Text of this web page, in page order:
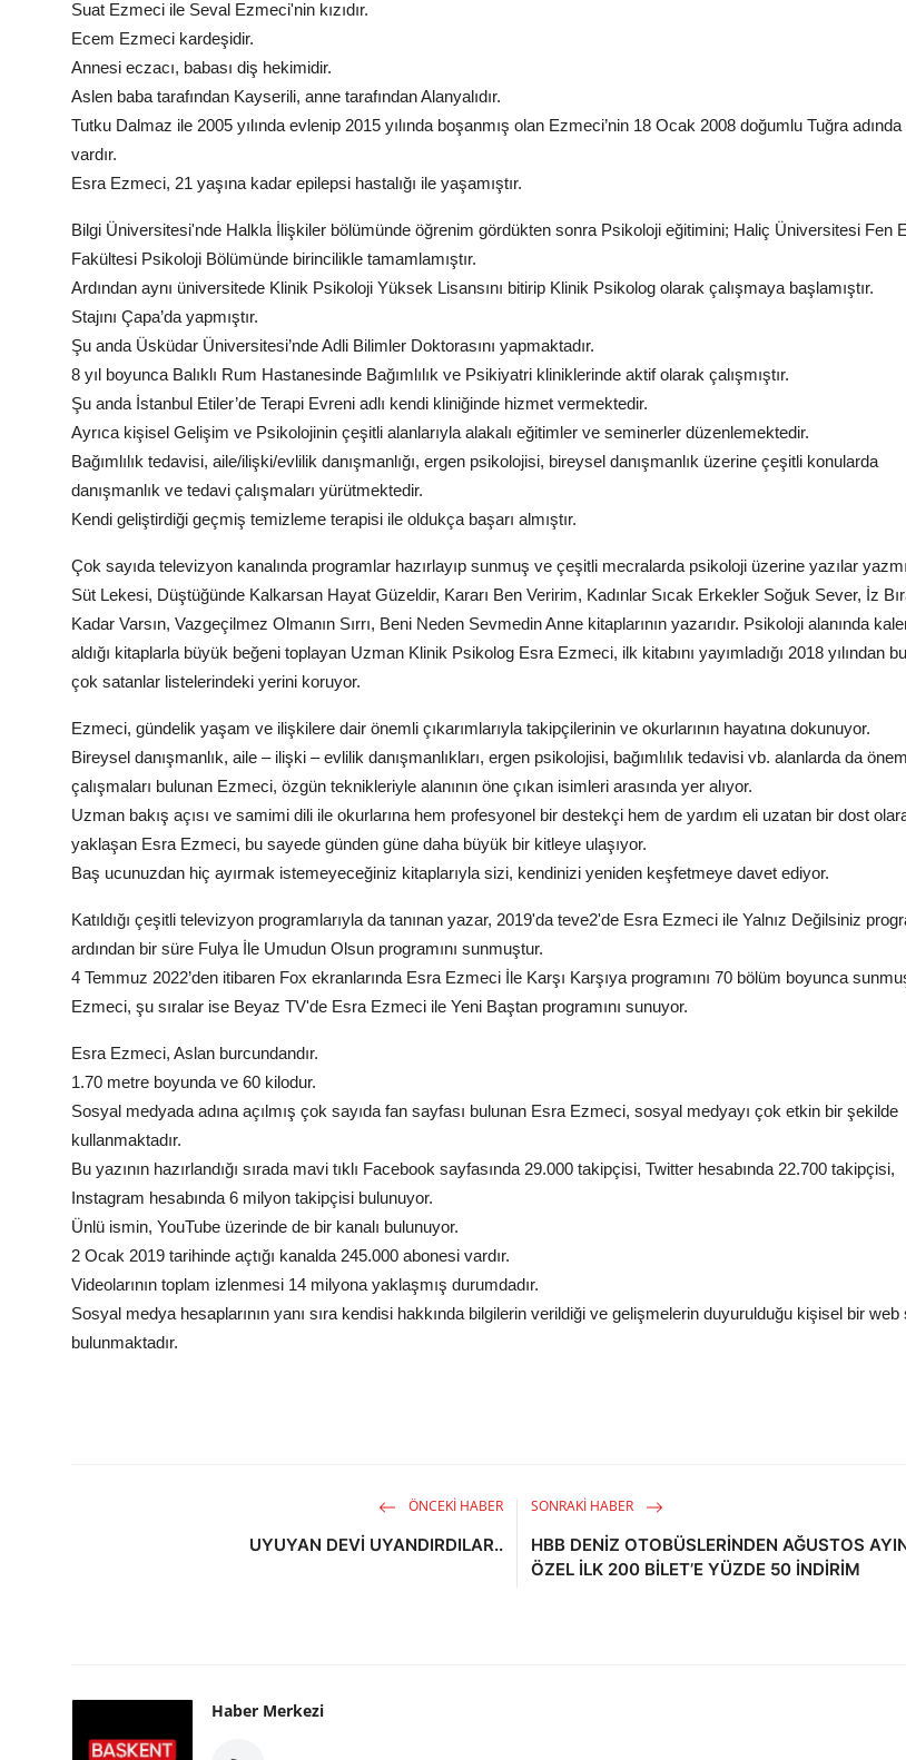
Suat Ezmeci ile Seval Ezmeci'nin kızıdır.
Ecem Ezmeci kardeşidir.
Annesi eczacı, babası diş hekimidir.
Aslen baba tarafından Kayserili, anne tarafından Alanyalıdır.
Tutku Dalmaz ile 2005 yılında evlenip 2015 yılında boşanmış olan Ezmeci’nin 18 Ocak 2008 doğumlu Tuğra
vardır.
Esra Ezmeci, 21 yaşına kadar epilepsi hastalığı ile yaşamıştır.
Bilgi Üniversitesi'nde Halkla İlişkiler bölümünde öğrenim gördükten sonra Psikoloji eğitimini; Haliç Üniversitesi Fen
Fakültesi Psikoloji Bölümünde birincilikle tamamlamıştır.
Ardından aynı üniversitede Klinik Psikoloji Yüksek Lisansını bitirip Klinik Psikolog olarak çalışmaya başlamıştır.
Stajını Çapa’da yapmıştır.
Şu anda Üsküdar Üniversitesi’nde Adli Bilimler Doktorasını yapmaktadır.
8 yıl boyunca Balıklı Rum Hastanesinde Bağımlılık ve Psikiyatri kliniklerinde aktif olarak çalışmıştır.
Şu anda İstanbul Etiler’de Terapi Evreni adlı kendi kliniğinde hizmet vermektedir.
Ayrıca kişisel Gelişim ve Psikolojinin çeşitli alanlarıyla alakalı eğitimler ve seminerler düzenlemektedir.
Bağımlılık tedavisi, aile/ilişki/evlilik danışmanlığı, ergen psikolojisi, bireysel danışmanlık üzerine çeşitli konularda
danışmanlık ve tedavi çalışmaları yürütmektedir.
Kendi geliştirdiği geçmiş temizleme terapisi ile oldukça başarı almıştır.
Çok sayıda televizyon kanalında programlar hazırlayıp sunmuş ve çeşitli mecralarda psikoloji üzerine yazılar
Süt Lekesi, Düştüğünde Kalkarsan Hayat Güzeldir, Kararı Ben Veririm, Kadınlar Sıcak Erkekler Soğuk Sever, İz
Kadar Varsın, Vazgeçilmez Olmanın Sırrı, Beni Neden Sevmedin Anne kitaplarının yazarıdır. Psikoloji alanında
aldığı kitaplarla büyük beğeni toplayan Uzman Klinik Psikolog Esra Ezmeci, ilk kitabını yayımladığı 2018 yılından
çok satanlar listelerindeki yerini koruyor.
Ezmeci, gündelik yaşam ve ilişkilere dair önemli çıkarımlarıyla takipçilerinin ve okurlarının hayatına dokunuyor.
Bireysel danışmanlık, aile – ilişki – evlilik danışmanlıkları, ergen psikolojisi, bağımlılık tedavisi vb. alanlarda da
çalışmaları bulunan Ezmeci, özgün teknikleriyle alanının öne çıkan isimleri arasında yer alıyor.
Uzman bakış açısı ve samimi dili ile okurlarına hem profesyonel bir destekçi hem de yardım eli uzatan bir dost
yaklaşan Esra Ezmeci, bu sayede günden güne daha büyük bir kitleye ulaşıyor.
Baş ucunuzdan hiç ayırmak istemeyeceğiniz kitaplarıyla sizi, kendinizi yeniden keşfetmeye davet ediyor.
Katıldığı çeşitli televizyon programlarıyla da tanınan yazar, 2019'da teve2'de Esra Ezmeci ile Yalnız Değilsiniz
ardından bir süre Fulya İle Umudun Olsun programını sunmuştur.
4 Temmuz 2022’den itibaren Fox ekranlarında Esra Ezmeci İle Karşı Karşıya programını 70 bölüm boyunca
Ezmeci, şu sıralar ise Beyaz TV'de Esra Ezmeci ile Yeni Baştan programını sunuyor.
Esra Ezmeci, Aslan burcundandır.
1.70 metre boyunda ve 60 kilodur.
Sosyal medyada adına açılmış çok sayıda fan sayfası bulunan Esra Ezmeci, sosyal medyayı çok etkin bir şekilde
kullanmaktadır.
Bu yazının hazırlandığı sırada mavi tıklı Facebook sayfasında 29.000 takipçisi, Twitter hesabında 22.700 takipçisi,
Instagram hesabında 6 milyon takipçisi bulunuyor.
Ünlü ismin, YouTube üzerinde de bir kanalı bulunuyor.
2 Ocak 2019 tarihinde açtığı kanalda 245.000 abonesi vardır.
Videolarının toplam izlenmesi 14 milyona yaklaşmış durumdadır.
Sosyal medya hesaplarının yanı sıra kendisi hakkında bilgilerin verildiği ve gelişmelerin duyurulduğu kişisel bir web
bulunmaktadır.
ÖNCEKI HABER
UYUYAN DEVİ UYANDIRDILAR..
SONRAKI HABER
HBB DENİZ OTOBÜSLERİNDEN AĞUSTOS
ÖZEL İLK 200 BİLET’E YÜZDE 50 İNDİRİM
Haber Merkezi